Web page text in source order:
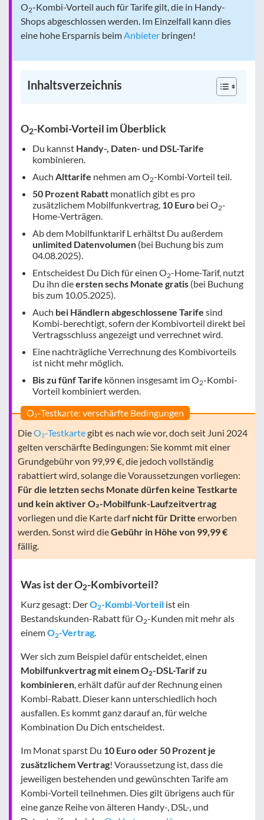
O2-Kombi-Vorteil auch für Tarife gilt, die in Handy-
Shops abgeschlossen werden. Im Einzelfall kann dies
eine hohe Ersparnis beimAnbieter bringen!
Inhaltsverzeichnis
O2-Kombi-Vorteil im Überblick
Du kannst Handy-, Daten- und DSL-Tarife
kombinieren.
Auch Alttarife nehmen am O2-Kombi-Vorteil teil.
50 Prozent Rabatt monatlich gibt es pro
zusätzlichem Mobilfunkvertrag, 10 Euro bei O2-
Home-Verträgen.
Ab dem Mobilfunktarif L erhältst Du außerdem
unlimited Datenvolumen (bei Buchung bis zum
04.08.2025).
Entscheidest Du Dich für einen O2-Home-Tarif, nutzt
Du ihn dieersten sechs Monate gratis (bei Buchung
bis zum 10.05.2025).
Auch bei Händlern abgeschlossene Tarife sind
Kombi-berechtigt, sofern der Kombivorteil direkt bei
Vertragsschluss angezeigt und verrechnet wird.
Eine nachträgliche Verrechnung des Kombivorteils
ist nicht mehr möglich.
Bis zu fünf Tarife können insgesamt im O2-Kombi-
Vorteil kombiniert werden.
O₂-Testkarte: verschärfte Bedingungen
DieO₂-Testkartegibt es nach wie vor, doch seit Juni 2024
gelten verschärfte Bedingungen: Sie kommt mit einer
Grundgebühr von 99,99 €, die jedoch vollständig
rabattiert wird, solange die Voraussetzungen vorliegen:
Für die letzten sechs Monate dürfen keine Testkarte
und kein aktiver O₂-Mobilfunk-Laufzeitvertrag
vorliegen und die Karte darfnicht für Dritte erworben
werden. Sonst wird dieGebühr in Höhe von 99,99 €
fällig.
Was ist der O2-Kombivorteil?
Kurz gesagt: DerO2-Kombi-Vorteil ist ein
Bestandskunden-Rabatt für O2-Kunden mit mehr als
einemO2-Vertrag.
Wer sich zum Beispiel dafür entscheidet, einen
Mobilfunkvertrag mit einem O2-DSL-Tarif zu
kombinieren, erhält dafür auf der Rechnung einen
Kombi-Rabatt. Dieser kann unterschiedlich hoch
ausfallen. Es kommt ganz darauf an, für welche
Kombination Du Dich entscheidest.
Im Monat sparst Du 10 Euro oder 50 Prozent je
zusätzlichem Vertrag! Voraussetzung ist, dass die
jeweiligen bestehenden und gewünschten Tarife am
Kombi-Vorteil teilnehmen. Dies gilt übrigens auch für
eine ganze Reihe von älteren Handy-, DSL-, und